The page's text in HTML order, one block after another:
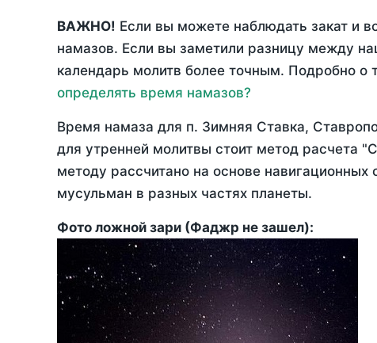
ВАЖНО! Если вы можете наблюдать закат и
намазов. Если вы заметили разницу между
календарь молитв более точным. Подробно о
определять время намазов?
Время намаза для п. Зимняя Ставка,
для утренней молитвы стоит метод расчета
методу рассчитано на основе
мусульман в разных частях планеты.
Фото ложной зари (Фаджр не зашел):